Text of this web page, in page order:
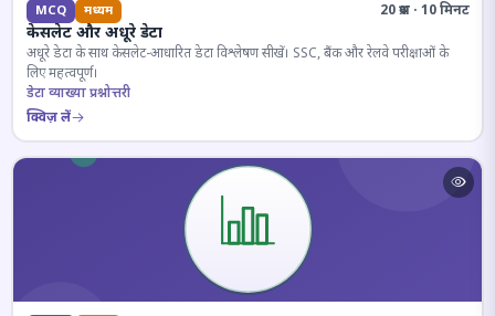
MCQ मध्यम 20 प्रश्न · 10 मिनट
केसलेट और अधूरे डेटा
अधूरे डेटा के साथ केसलेट-आधारित डेटा विश्लेषण सीखें। SSC, बैंक और रेलवे परीक्षाओं के
लिए महत्वपूर्ण।
डेटा व्याख्या प्रश्नोत्तरी
क्विज़ लें